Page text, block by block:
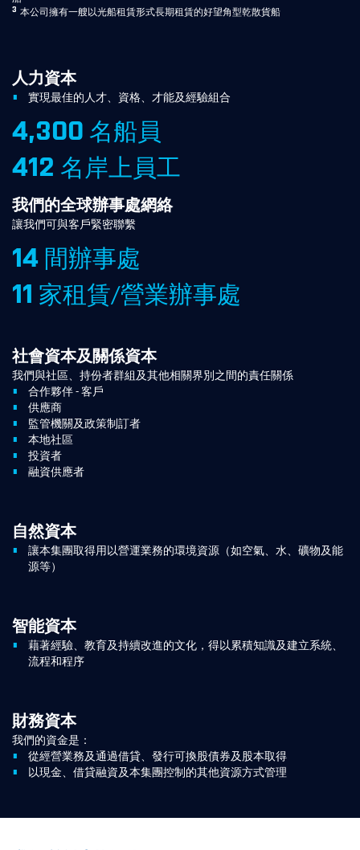
3 本公司擁有一艘以光船租賃形式長期租賃的好望角型乾散貨船
人力資本
實現最佳的人才、資格、才能及經驗組合
4,300 名船員
412 名岸上員工
我們的全球辦事處網絡
讓我們可與客戶緊密聯繫
14 間辦事處
11 家租賃/營業辦事處
社會資本及關係資本
我們與社區、持份者群組及其他相關界別之間的責任關係
合作夥伴 - 客戶
供應商
監管機關及政策制訂者
本地社區
投資者
融資供應者
自然資本
讓本集團取得用以營運業務的環境資源（如空氣、水、礦物及能
源等）
智能資本
藉著經驗、教育及持續改進的文化，得以累積知識及建立系統、
流程和程序
財務資本
我們的資金是：
從經營業務及通過借貸、發行可換股債券及股本取得
以現金、借貸融資及本集團控制的其他資源方式管理